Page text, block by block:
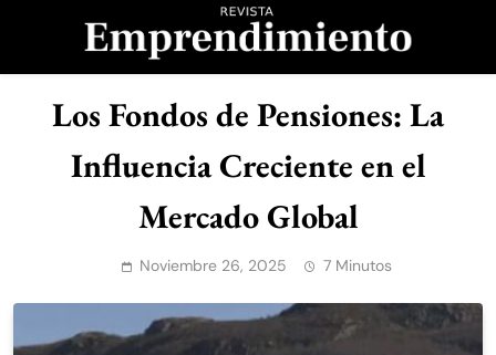
Revista
Emprendimiento
Los Fondos de Pensiones: La
Influencia Creciente en el
Mercado Global
Noviembre 26, 2025 7 Minutos